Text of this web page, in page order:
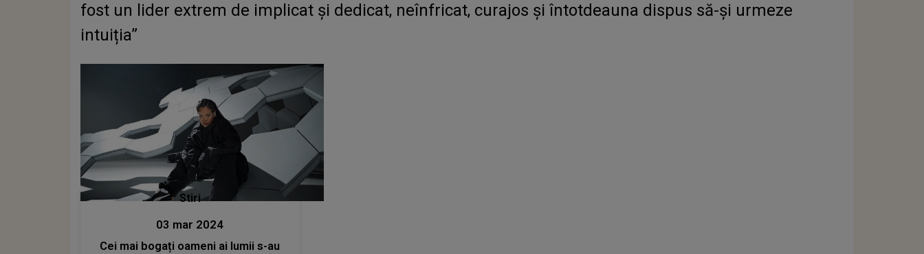
fost un lider extrem de implicat și dedicat, neînfricat, curajos și întotdeauna dispus să-și urmeze
intuiția”
Stiri
03 mar 2024
Cei mai bogați oameni ai lumii s-au